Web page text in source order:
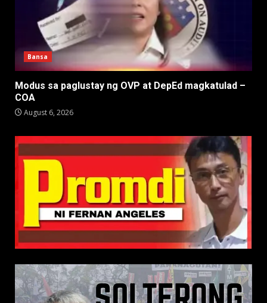
Bansa
Modus sa paglustay ng OVP at DepEd magkatulad –
COA
August 6, 2026